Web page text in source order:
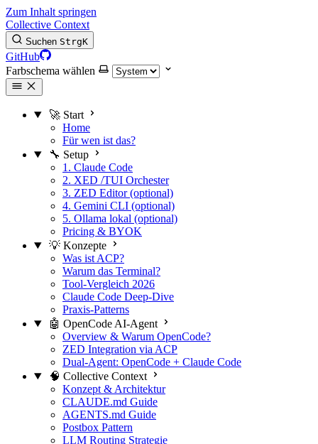
Zum Inhalt springen
Collective Context
Suchen StrgK
GitHub
Farbschema wählen
🚀 Start
Home
Für wen ist das?
🔧 Setup
1. Claude Code
2. XED /TUI Orchester
3. ZED Editor (optional)
4. Gemini CLI (optional)
5. Ollama lokal (optional)
Pricing & BYOK
💡 Konzepte
Was ist ACP?
Warum das Terminal?
Tool-Vergleich 2026
Claude Code Deep-Dive
Praxis-Patterns
🤖 OpenCode AI-Agent
Overview & Warum OpenCode?
ZED Integration via ACP
Dual-Agent: OpenCode + Claude Code
🧠 Collective Context
Konzept & Architektur
CLAUDE.md Guide
AGENTS.md Guide
Postbox Pattern
LLM Routing Strategie